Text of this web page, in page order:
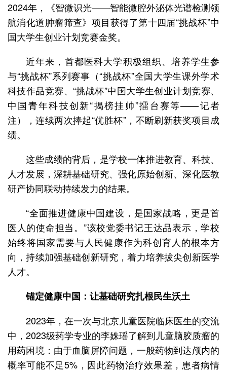
2024年，《智微识光——智能微腔外泌体光谱检测领
航消化道肿瘤筛查》项目获得了第十四届“挑战杯”中
国大学生创业计划竞赛金奖。
近年来，首都医科大学积极组织、培养学生参
与“挑战杯”系列赛事（“挑战杯”全国大学生课外学术
科技作品竞赛、“挑战杯”中国大学生创业计划竞赛、
中国青年科技创新“揭榜挂帅”擂台赛等——记者
注），连续两次捧起“优胜杯”，不断刷新获奖项目成
绩。
这些成绩的背后，是学校一体推进教育、科技、
人才发展，深耕基础研究、强化原始创新、深化医教
研产协同联动持续发力的结果。
“全面推进健康中国建设，是国家战略，更是首
医人的使命担当。”该校党委书记王达品表示，学校
始终将国家需要与人民健康作为科创育人的根本方
向，持续加强基础创新研究，着力培养拔尖创新医学
人才。
锚定健康中国：让基础研究扎根民生沃土
2023年，在一次与北京儿童医院临床医生的交流
中，2023级药学专业的李姝瑶了解到儿童脑胶质瘤的
用药困境：由于血脑屏障问题，一般药物到达颅内的
概率可能不足5%，因此药物治疗效果差，患者病情